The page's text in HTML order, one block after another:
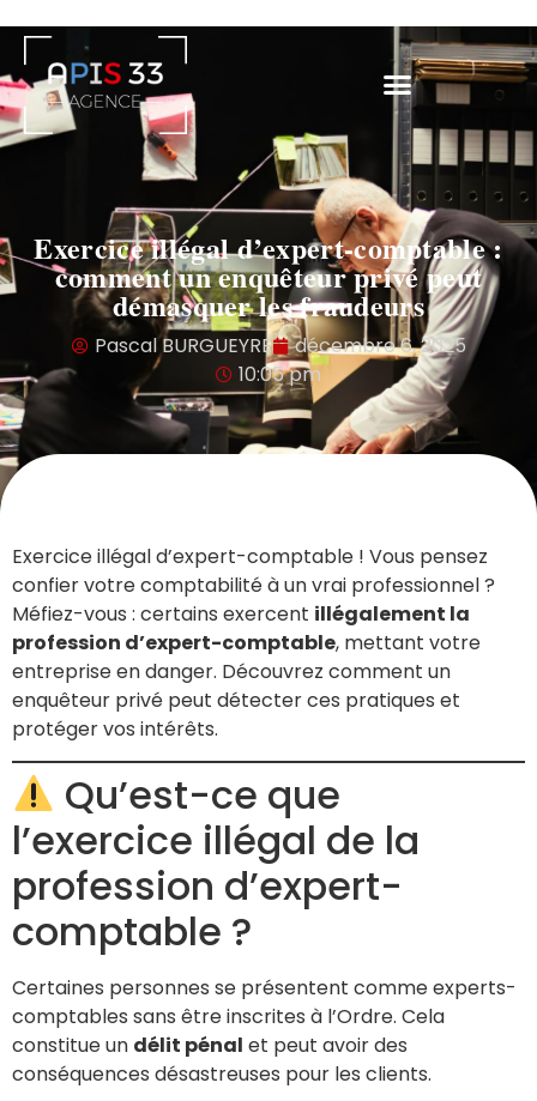
Exercice illégal d’expert-comptable :
comment un enquêteur privé peut
démasquer les fraudeurs
Pascal BURGUEYRE
décembre 6, 2025
10:05 pm
Exercice illégal d’expert-comptable ! Vous pensez
confier votre comptabilité à un vrai professionnel ?
Méfiez-vous : certains exercent illégalement la
profession d’expert-comptable, mettant votre
entreprise en danger. Découvrez comment un
enquêteur privé peut détecter ces pratiques et
protéger vos intérêts.
Qu’est-ce que
l’exercice illégal de la
profession d’expert-
comptable ?
Certaines personnes se présentent comme experts-
comptables sans être inscrites à l’Ordre. Cela
constitue un délit pénal et peut avoir des
conséquences désastreuses pour les clients.